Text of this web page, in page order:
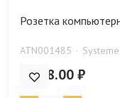
Розетка
ATN001485
1 738.00 ₽